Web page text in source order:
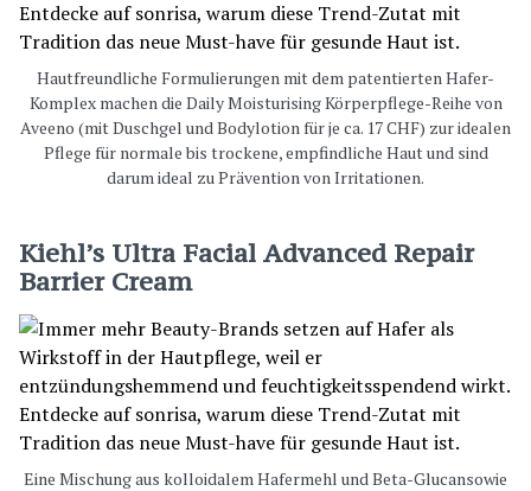
Hautfreundliche Formulierungen mit dem patentierten Hafer-
Komplex machen die Daily Moisturising Körperpflege-Reihe von
Aveeno (mit Duschgel und Bodylotion für je ca. 17 CHF) zur idealen
Pflege für normale bis trockene, empfindliche Haut und sind
darum ideal zu Prävention von Irritationen.
Kiehl’s Ultra Facial Advanced Repair
Barrier Cream
Eine Mischung aus kolloidalem Hafermehl und Beta-Glucansowie